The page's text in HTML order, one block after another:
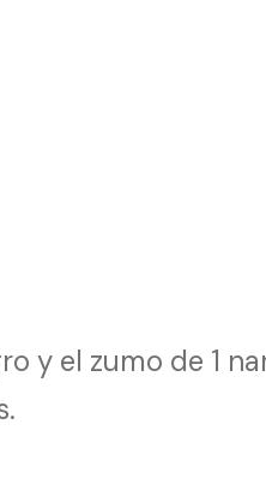
y el zumo de 1